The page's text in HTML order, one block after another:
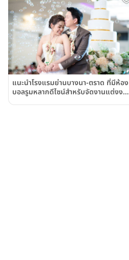
แนะนำโรงแรมย่านบางนา-ตราด ที่มีห้อง
บอลรูมหลากดีไซน์สำหรับจัดงานแต่งงาน